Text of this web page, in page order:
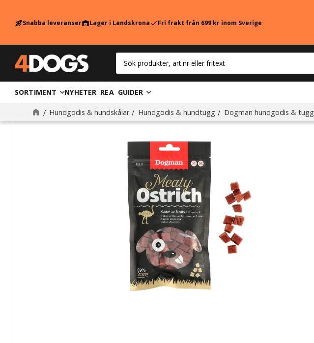
rocket_launchSnabba leveranserwarehouseLager i LandskronacheckFri frakt från 699 kr inom Sverige
SORTIMENT NYHETER REA GUIDER
Hundgodis & hundskålar Hundgodis & hundtugg Dogman hundgodis & tugg